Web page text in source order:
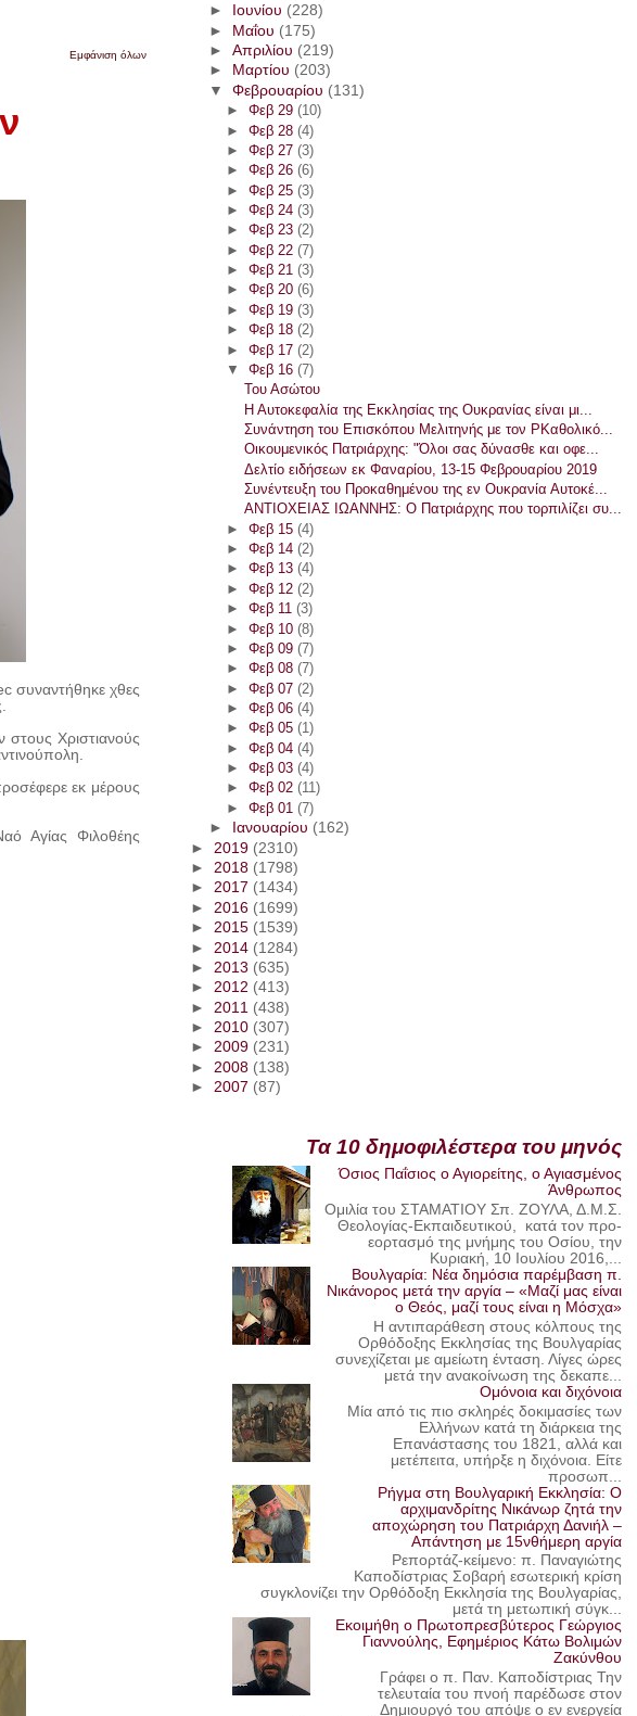
Εμφάνιση όλων
συναντήθηκε χθες
Χριστιανούς
εκ μέρους
Αγίας Φιλοθέης
►
Ιουνίου (228)
► Μαΐου (175)
► Απριλίου (219)
►
Μαρτίου (203)
▼ Φεβρουαρίου (131)
► Φεβ 29 (10)
► Φεβ 28 (4)
► Φεβ 27 (3)
► Φεβ 26 (6)
► Φεβ 25 (3)
► Φεβ 24 (3)
► Φεβ 23 (2)
► Φεβ 22 (7)
► Φεβ 21 (3)
► Φεβ 20 (6)
► Φεβ 19 (3)
► Φεβ 18 (2)
► Φεβ 17 (2)
▼ Φεβ 16 (7)
Του Ασώτου
Η Αυτοκεφαλία της Εκκλησίας της Ουκρανίας είναι μι...
Συνάντηση του Επισκόπου Μελιτηνής με τον ΡΚαθολικό...
Οικουμενικός Πατριάρχης: "Όλοι σας δύνασθε και οφε...
Δελτίο ειδήσεων εκ Φαναρίου, 13-15 Φεβρουαρίου 2019
Συνέντευξη του Προκαθημένου της εν Ουκρανία Αυτοκέ...
ΑΝΤΙΟΧΕΙΑΣ ΙΩΑΝΝΗΣ: Ο Πατριάρχης που τορπιλίζει συ...
► Φεβ 15 (4)
► Φεβ 14 (2)
► Φεβ 13 (4)
► Φεβ 12 (2)
► Φεβ 11 (3)
► Φεβ 10 (8)
► Φεβ 09 (7)
► Φεβ 08 (7)
► Φεβ 07 (2)
► Φεβ 06 (4)
► Φεβ 05 (1)
► Φεβ 04 (4)
► Φεβ 03 (4)
► Φεβ 02 (11)
► Φεβ 01 (7)
►
Ιανουαρίου (162)
► 2019 (2310)
► 2018 (1798)
►2017 (1434)
► 2016 (1699)
►2015 (1539)
► 2014 (1284)
► 2013 (635)
►2012 (413)
► 2011 (438)
►2010 (307)
►2009 (231)
► 2008 (138)
►2007 (87)
Τα 10 δημοφιλέστερα του μηνός
Όσιος Παΐσιος ο Αγιορείτης, ο Αγιασμένος
Άνθρωπος
Ομιλία του ΣΤΑΜΑΤΙΟΥ Σπ. ΖΟΥΛΑ, Δ.Μ.Σ.
Θεολογίας-Εκπαιδευτικού, κατά τον προ-
εορτασμό της μνήμης του Οσίου, την
Κυριακή, 10 Ιουλίου 2016,...
Βουλγαρία: Νέα δημόσια παρέμβαση π.
Νικάνορος μετά την αργία – «Μαζί μας είναι
ο Θεός, μαζί τους είναι η Μόσχα»
Η αντιπαράθεση στους κόλπους της
Ορθόδοξης Εκκλησίας της Βουλγαρίας
συνεχίζεται με αμείωτη ένταση. Λίγες ώρες
μετά την ανακοίνωση της δεκαπε...
Ομόνοια και διχόνοια
Μία από τις πιο σκληρές δοκιμασίες των
Ελλήνων κατά τη διάρκεια της
Επανάστασης του 1821, αλλά και
μετέπειτα, υπήρξε η διχόνοια. Είτε
προσωπ...
Ρήγμα στη Βουλγαρική Εκκλησία: Ο
αρχιμανδρίτης Νικάνωρ ζητά την
αποχώρηση του Πατριάρχη Δανιήλ –
Απάντηση με 15νθήμερη αργία
Ρεπορτάζ-κείμενο: π. Παναγιώτης
Καποδίστριας Σοβαρή εσωτερική κρίση
συγκλονίζει την Ορθόδοξη Εκκλησία της Βουλγαρίας,
μετά τη μετωπική σύγκ...
Εκοιμήθη ο Πρωτοπρεσβύτερος Γεώργιος
Γιαννούλης, Εφημέριος Κάτω Βολιμών
Ζακύνθου
Γράφει ο π. Παν. Καποδίστριας Την
τελευταία του πνοή παρέδωσε στον
Δημιουργό του απόψε ο εν ενεργεία